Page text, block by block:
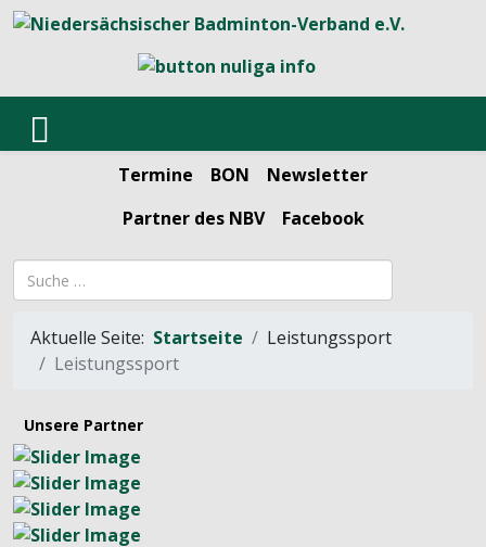
Termine BON
Newsletter
Partner des NBV
Facebook
Suchbegriff
Aktuelle Seite: Startseite
Leistungssport
Leistungssport
Unsere Partner